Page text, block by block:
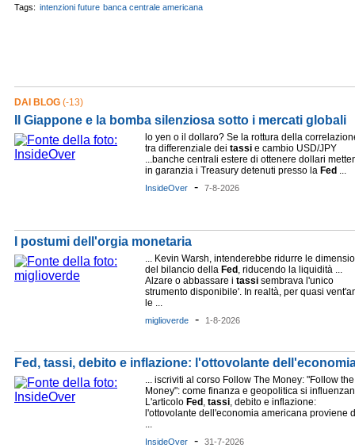
Tags: intenzioni future banca centrale americana
DAI BLOG (-13)
Il Giappone e la bomba silenziosa sotto i mercati globali
lo yen o il dollaro? Se la rottura della
tra differenziale dei tassi e cambio USD/JPY
...banche centrali estere di ottenere dollari
in garanzia i Treasury detenuti presso la Fed ...
InsideOver - 7-8-2026
I postumi dell'orgia monetaria
... Kevin Warsh, intenderebbe ridurre le
del bilancio della Fed , riducendo la liquidità ...
Alzare o abbassare i tassi sembrava l'unico
strumento disponibile'. In realtà, per quasi
le ...
miglioverde - 1-8-2026
Fed, tassi, debito e inflazione: l'ottovolante
... iscriviti al corso Follow The Money: "Follow the
Money": come finanza e geopolitica si
L'articolo Fed , tassi, debito e inflazione:
l'ottovolante dell'economia americana proviene
...
InsideOver - 31-7-2026